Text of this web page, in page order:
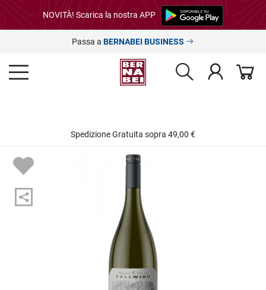
NOVITÀ! Scarica la nostra APP
Passa a BERNABEI BUSINESS
Spedizione Gratuita sopra 49,00 €